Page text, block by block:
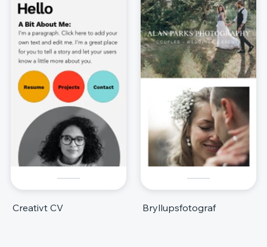
Creativt CV Bryllupsfotograf